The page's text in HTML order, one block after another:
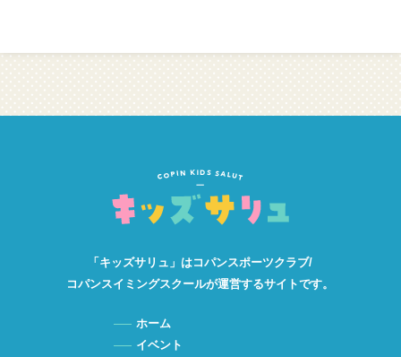
「キッズサリュ」はコパンスポーツクラブ/
コパンスイミングスクールが運営するサイトです。
ホーム
イベント